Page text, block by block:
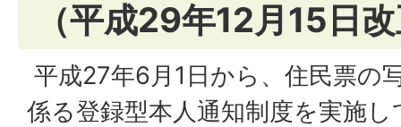
（平成29年12月15日
平成27年6月1日から、住民票の
係る登録型本人通知制度を実施